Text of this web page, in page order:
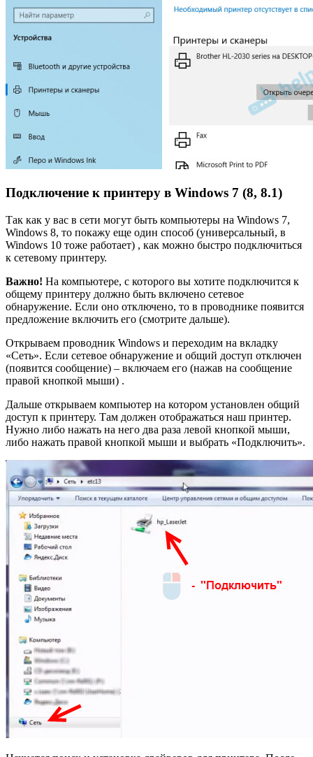
Подключение к принтеру в Windows 7 (8, 8.1)
Так как у вас в сети могут быть компьютеры на Windows 7,
Windows 8, то покажу еще один способ (универсальный, в
Windows 10 тоже работает) , как можно быстро подключиться
к сетевому принтеру.
Важно! На компьютере, с которого вы хотите подключится к
общему принтеру должно быть включено сетевое
обнаружение. Если оно отключено, то в проводнике появится
предложение включить его (смотрите дальше).
Открываем проводник Windows и переходим на вкладку
«Сеть». Если сетевое обнаружение и общий доступ отключен
(появится сообщение) – включаем его (нажав на сообщение
правой кнопкой мыши) .
Дальше открываем компьютер на котором установлен общий
доступ к принтеру. Там должен отображаться наш принтер.
Нужно либо нажать на него два раза левой кнопкой мыши,
либо нажать правой кнопкой мыши и выбрать «Подключить».